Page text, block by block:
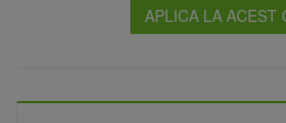
APLICA LA ACEST